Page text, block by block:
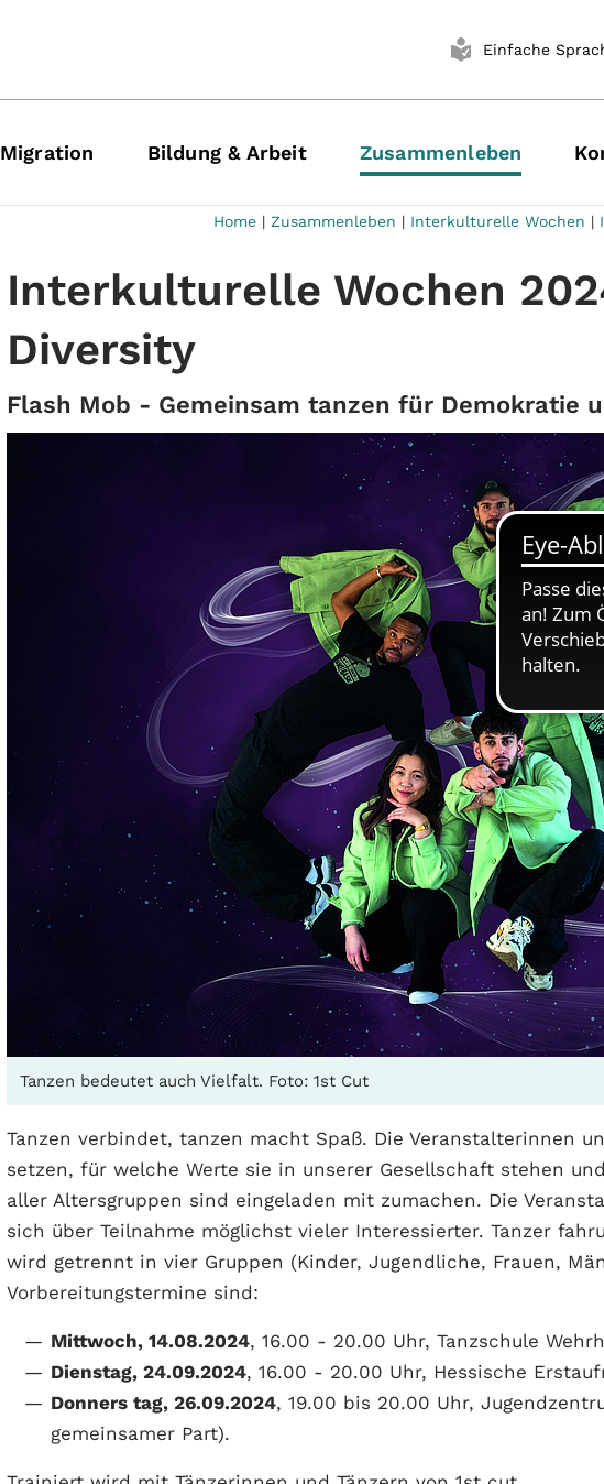
Einfache
Migration Bildung & Arbeit Zusammenleben
Home| Zusammenleben | Interkulturelle Wochen |
Interkulturelle Wochen
Diversity
Flash Mob - Gemeinsam tanzen für Demokratie
Tanzen bedeutet auch Vielfalt. Foto: 1st Cut
Tanzen verbindet, tanzen macht Spaß. Die Veranstalterinnen
setzen, für welche Werte sie in unserer Gesellschaft stehen
aller Altersgruppen sind eingeladen mit zumachen. Die
sich über Teilnahme möglichst vieler Interessierter. Tanzer
wird getrennt in vier Gruppen (Kinder, Jugendliche, Frauen,
Vorbereitungstermine sind:
Mittwoch, 14.08.2024, 16.00 - 20.00 Uhr, Tanzschule
Dienstag, 24.09.2024, 16.00 - 20.00 Uhr, Hessische
Donners tag, 26.09.2024, 19.00 bis 20.00 Uhr,
gemeinsamer Part).